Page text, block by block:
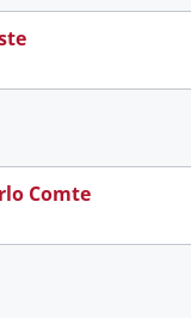
Comte